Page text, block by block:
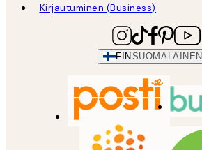
Kirjautuminen (Business)
FIN SUOMALAINEN